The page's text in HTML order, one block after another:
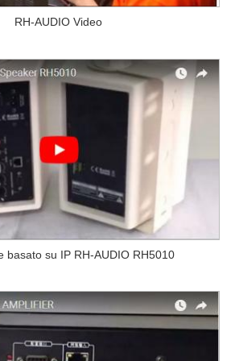
RH-AUDIO Video
basato su IP RH-AUDIO RH5010